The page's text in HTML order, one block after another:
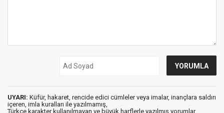
UYARI: Küfür, hakaret, rencide edici cümleler veya imalar, inançlara saldırı
içeren, imla kuralları ile yazılmamış,
Türkçe karakter kullanılmayan ve büyük harflerle yazılmış yorumlar